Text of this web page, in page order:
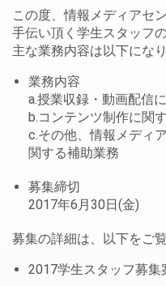
この度、情報メディアセ
手伝い頂く学生スタッフ
主な業務内容は以下になり
業務内容
a.授業収録・動画配信
b.コンテンツ制作に関
c.その他、情報メディ
関する補助業務
募集締切
2017年6月30日(金)
募集の詳細は、以下をご
2017学生スタッフ募集